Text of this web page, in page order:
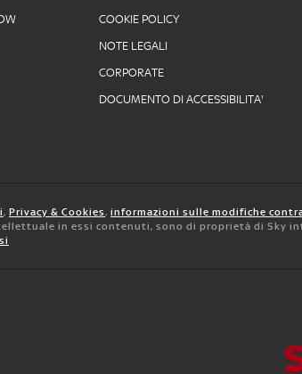
COOKIE POLICY
NOTE LEGALI
CORPORATE
DOCUMENTO DI ACCESSIBILITA'
, Privacy & Cookies, informazioni sulle modifiche
in essi contenuti, sono di proprietà di Sky